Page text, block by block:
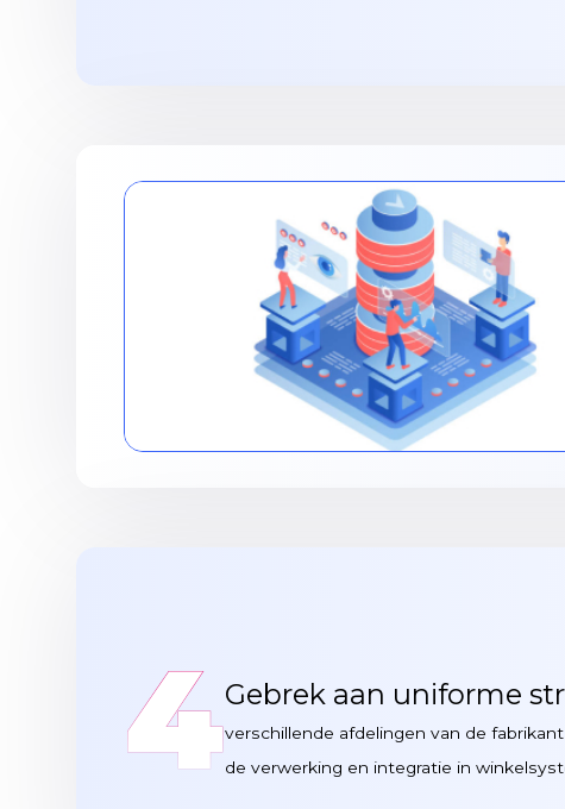
4Gebrek aan uniforme
verschillende afdelingen van de
de verwerking en integratie in